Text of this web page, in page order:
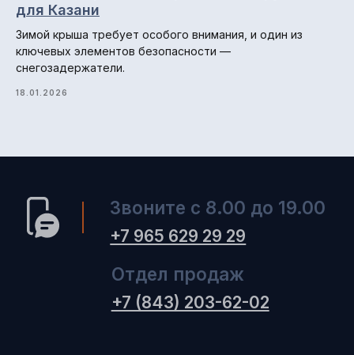
для Казани
Зимой крыша требует особого внимания, и один из
ключевых элементов безопасности —
снегозадержатели.
18.01.2026